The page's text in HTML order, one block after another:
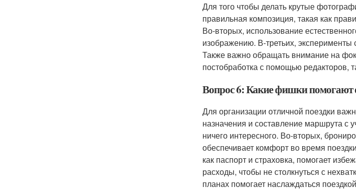
Для того чтобы делать крутые
правильная композиция, такая как
Во-вторых, использование
изображению. В-третьих, эксперименты
Также важно обращать внимание на
постобработка с помощью редакторов,
Вопрос 6: Какие фишки помогают
Для организации отличной поездки
назначения и составление маршрута с
ничего интересного. Во-вторых,
обеспечивает комфорт во время
как паспорт и страховка, помогает
расходы, чтобы не столкнуться с
планах помогает наслаждаться